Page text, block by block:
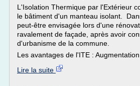
L'Isolation Thermique par l'Extérieur
le bâtiment d'un manteau isolant.
peut-être envisagée lors d'une
ravalement de façade, après avoir
d'urbanisme de la commune.
Les avantages de l'ITE : Augmentation
Lire la suite